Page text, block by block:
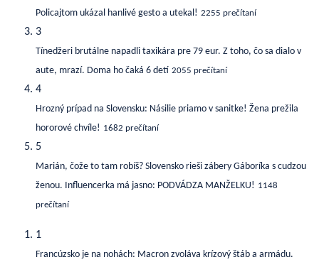
Policajtom ukázal hanlivé gesto a utekal! 2255 prečítaní
3
Tínedžeri brutálne napadli taxikára pre 79 eur. Z toho, čo sa dialo v
aute, mrazí. Doma ho čaká 6 detí 2055 prečítaní
4
Hrozný prípad na Slovensku: Násilie priamo v sanitke! Žena prežila
hororové chvíle! 1682 prečítaní
5
Marián, čože to tam robíš? Slovensko rieši zábery Gáboríka s cudzou
ženou. Influencerka má jasno: PODVÁDZA MANŽELKU! 1148
prečítaní
1
Francúzsko je na nohách: Macron zvoláva krízový štáb a armádu.